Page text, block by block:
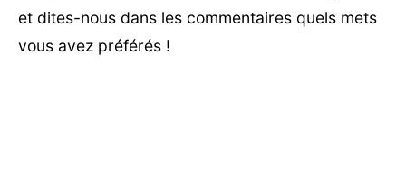
et dites-nous dans les commentaires quels mets
vous avez préférés !